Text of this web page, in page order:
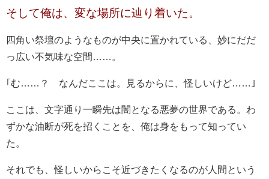
そして俺は、変な場所に辿り着いた。
四角い祭壇のようなものが中央に置かれている、妙にだだ
っ広い不気味な空間……。
｢む……？ なんだここは。見るからに、怪しいけど……｣
ここは、文字通り一瞬先は闇となる悪夢の世界である。わ
ずかな油断が死を招くことを、俺は身をもって知ってい
た。
それでも、怪しいからこそ近づきたくなるのが人間という